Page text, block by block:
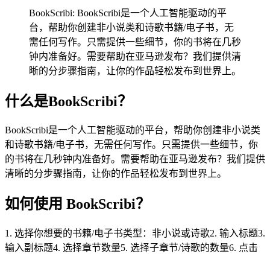
BookScribi: BookScribi是一个人工智能驱动的平
台，帮助你创建非小说类和诗歌书籍/电子书，无
需任何写作。只需提供一些细节，你的书将在几秒
钟内准备好。需要帮助在亚马逊发布？我们提供清
晰的分步骤指南，让你的作品轻松发布到世界上。
什么是BookScribi？
BookScribi是一个人工智能驱动的平台，帮助你创建非小说类
和诗歌书籍/电子书，无需任何写作。只需提供一些细节，你
的书将在几秒钟内准备好。需要帮助在亚马逊发布？我们提供
清晰的分步骤指南，让你的作品轻松发布到世界上。
如何使用 BookScribi？
1. 选择你想要的书籍/电子书类型：非小说或诗歌2. 输入标题3.
输入副标题4. 选择章节数量5. 选择子章节/诗歌的数量6. 点击